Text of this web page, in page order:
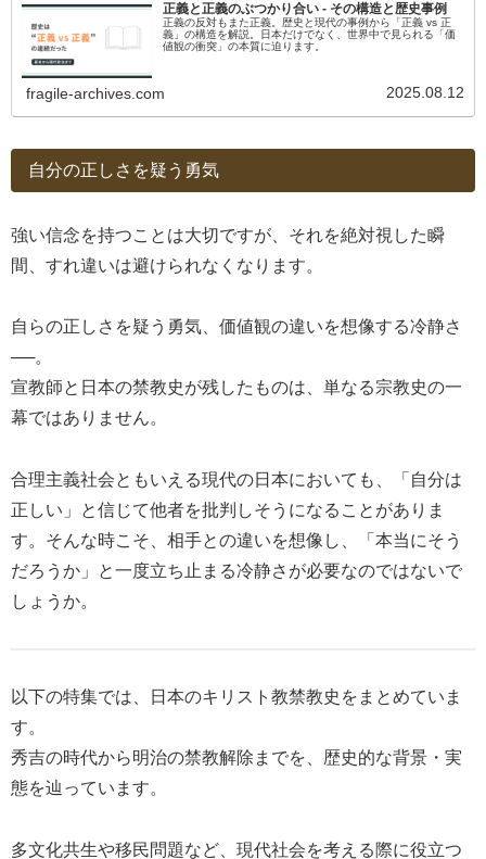
正義と正義のぶつかり合い - その構造と歴史事例
正義の反対もまた正義。歴史と現代の事例から「正義 vs 正
義」の構造を解説。日本だけでなく、世界中で見られる「価
値観の衝突」の本質に迫ります。
fragile-archives.com 2025.08.12
自分の正しさを疑う勇気
強い信念を持つことは大切ですが、それを絶対視した瞬
間、すれ違いは避けられなくなります。
自らの正しさを疑う勇気、価値観の違いを想像する冷静さ
──。
宣教師と日本の禁教史が残したものは、単なる宗教史の一
幕ではありません。
合理主義社会ともいえる現代の日本においても、「自分は
正しい」と信じて他者を批判しそうになることがありま
す。そんな時こそ、相手との違いを想像し、「本当にそう
だろうか」と一度立ち止まる冷静さが必要なのではないで
しょうか。
以下の特集では、日本のキリスト教禁教史をまとめていま
す。
秀吉の時代から明治の禁教解除までを、歴史的な背景・実
態を辿っています。
多文化共生や移民問題など、現代社会を考える際に役立つ